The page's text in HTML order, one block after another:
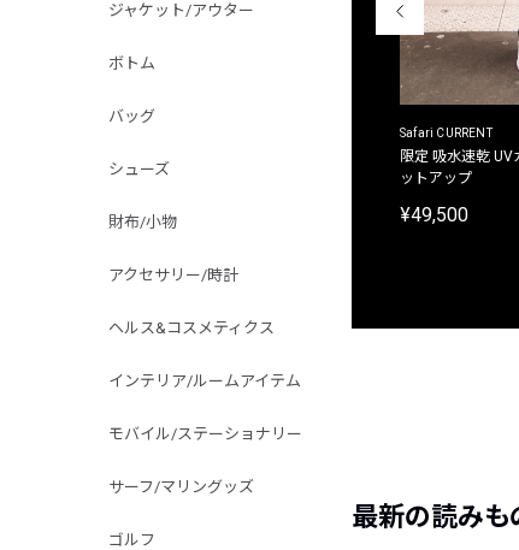
ジャケット/アウター
ボトム
バッグ
シューズ
財布/小物
アクセサリー/時計
ヘルス&コスメティクス
インテリア/ルームアイテム
モバイル/ステーショナリー
サーフ/マリングッズ
ゴルフ
Safari CURRENT
限定 吸水速乾
ットアップ
¥49,500
最新の読みも